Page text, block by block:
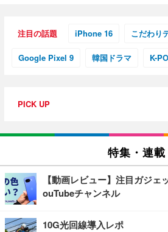
注目の話題 iPhone 16 こだわり
Google Pixel 9 韓国ドラマ K-
PICK UP
特集・連載
【動画レビュー】注目ガジ
ouTubeチャンネル
10G光回線導入レポ